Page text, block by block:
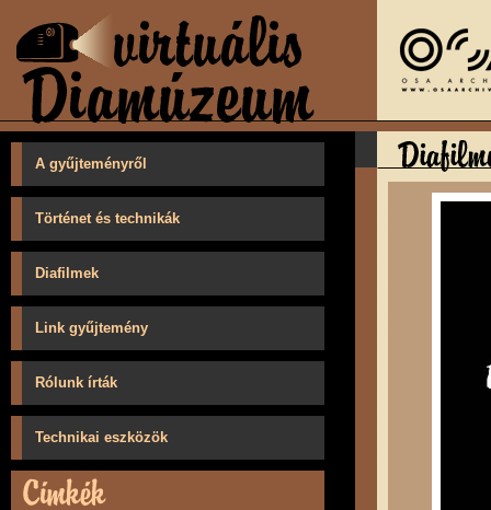
A gyűjteményről
Történet és technikák
Diafilmek
Link gyűjtemény
Rólunk írták
Technikai eszközök